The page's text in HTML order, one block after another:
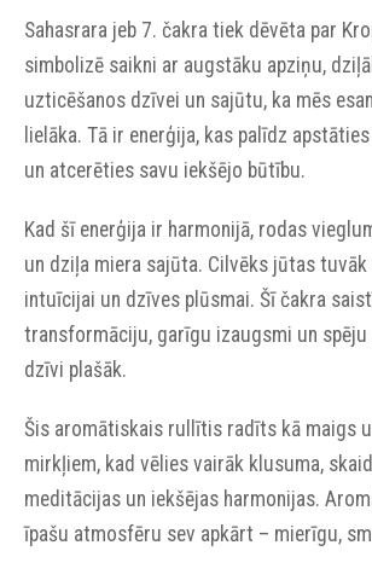
Sahasrara jeb 7. čakra tiek dēvēta par
simbolizē saikni ar augstāku apziņu,
uzticēšanos dzīvei un sajūtu, ka mēs
lielāka. Tā ir enerģija, kas palīdz
un atcerēties savu iekšējo būtību.
Kad šī enerģija ir harmonijā, rodas
un dziļa miera sajūta. Cilvēks jūtas tuvāk
intuīcijai un dzīves plūsmai. Šī čakra
transformāciju, garīgu izaugsmi un
dzīvi plašāk.
Šis aromātiskais rullītis radīts kā maigs
mirkļiem, kad vēlies vairāk klusuma,
meditācijas un iekšējas harmonijas.
īpašu atmosfēru sev apkārt – mierīgu,